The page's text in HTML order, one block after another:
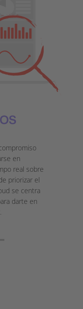
en
real sobre
priorizar el
se centra
darte en